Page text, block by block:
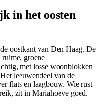
in het oosten
oostkant van Den Haag. De
groene
met losse woonblokken
leeuwendeel van de
flats en laagbouw. Wie rust
zit in Mariahoeve goed.